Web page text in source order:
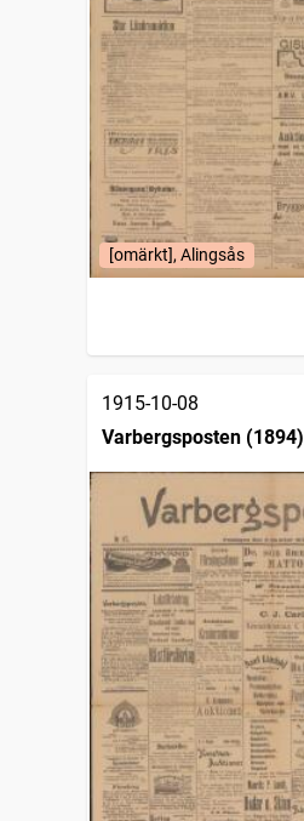
[omärkt], Alingsås
1915-10-08
Varbergsposten (1894)